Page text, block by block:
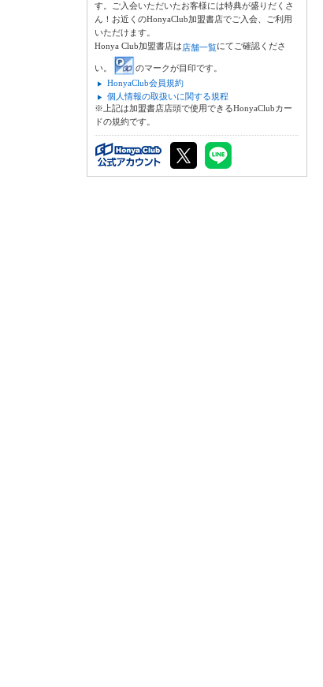
す。ご入会いただいたお客様には特典が盛りだくさ
ん！お近くのHonyaClub加盟書店でご入会、ご利用
いただけます。
Honya Club加盟書店は店舗一覧にてご確認くださ
い。
のマークが目印です。
HonyaClub会員規約
個人情報の取扱いに関する規程
※上記は加盟書店店頭で使用できるHonyaClubカー
ドの規約です。